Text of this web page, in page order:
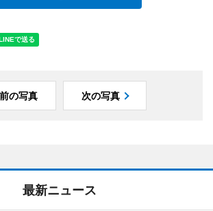
前の写真 次の写真
最新ニュース